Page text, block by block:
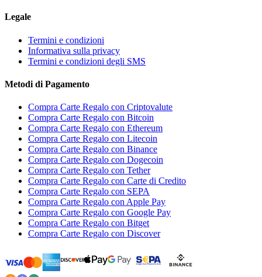
Legale
Termini e condizioni
Informativa sulla privacy
Termini e condizioni degli SMS
Metodi di Pagamento
Compra Carte Regalo con Criptovalute
Compra Carte Regalo con Bitcoin
Compra Carte Regalo con Ethereum
Compra Carte Regalo con Litecoin
Compra Carte Regalo con Binance
Compra Carte Regalo con Dogecoin
Compra Carte Regalo con Tether
Compra Carte Regalo con Carte di Credito
Compra Carte Regalo con SEPA
Compra Carte Regalo con Apple Pay
Compra Carte Regalo con Google Pay
Compra Carte Regalo con Bitget
Compra Carte Regalo con Discover